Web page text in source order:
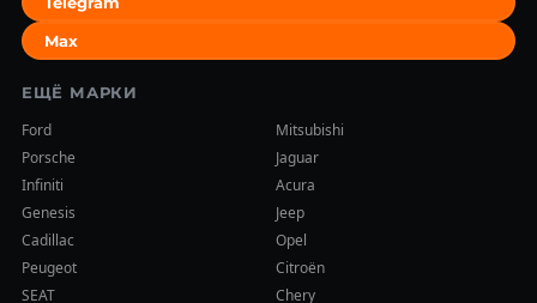
Max
ЕЩЁ МАРКИ
Ford
Mitsubishi
Porsche
Jaguar
Infiniti
Acura
Genesis
Jeep
Cadillac
Opel
Peugeot
Citroën
SEAT
Chery